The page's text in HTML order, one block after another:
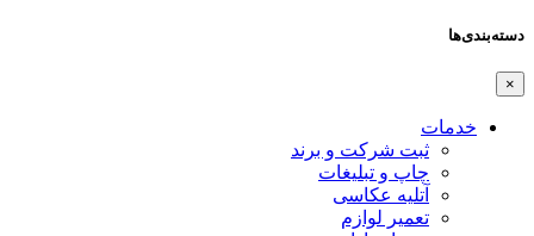
دسته‌بندی‌ها
×
خدمات
ثبت شرکت و برند
چاپ و تبلیغات
آتلیه عکاسی
تعمیر لوازم